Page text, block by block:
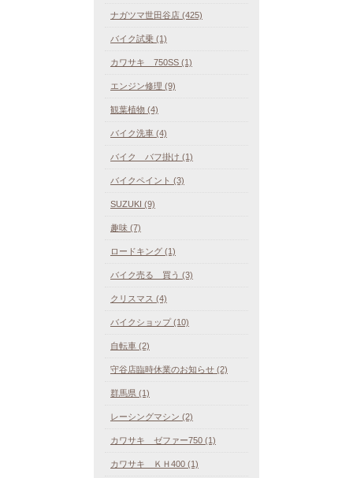
ナガツマ世田谷店 (425)
バイク試乗 (1)
カワサキ 750SS (1)
エンジン修理 (9)
観葉植物 (4)
バイク洗車 (4)
バイク バフ掛け (1)
バイクペイント (3)
SUZUKI (9)
趣味 (7)
ロードキング (1)
バイク売る 買う (3)
クリスマス (4)
バイクショップ (10)
自転車 (2)
守谷店臨時休業のお知らせ (2)
群馬県 (1)
レーシングマシン (2)
カワサキ ゼファー750 (1)
カワサキ ＫＨ400 (1)